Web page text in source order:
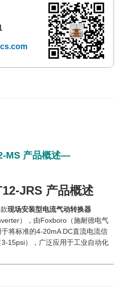
MS 产品概述—
JRS 产品概述
现场安装型电流气动转换器
），由Foxboro（施耐德电气
将标准的4-20mA DC直流电流信
15psi），广泛应用于工业自动化